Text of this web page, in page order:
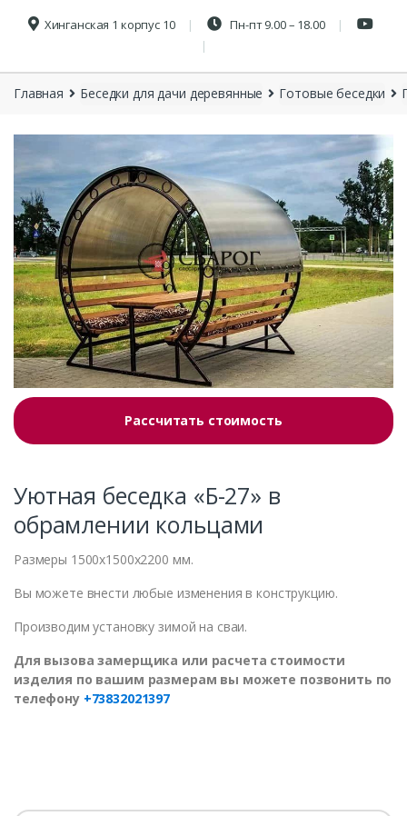
Хинганская 1 корпус 10 Пн-пт 9.00 – 18.00
Главная Беседки для дачи деревянные Готовые беседки
Рассчитать стоимость
Уютная беседка «Б-27» в
обрамлении кольцами
Размеры 1500x1500x2200 мм.
Вы можете внести любые изменения в конструкцию.
Производим установку зимой на сваи.
Для вызова замерщика или расчета стоимости
изделия по вашим размерам вы можете позвонить по
телефону +73832021397